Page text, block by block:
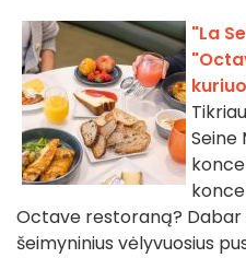
"La
Seine
Octave restoraną? Dabar
šeimyninius vėlyvuosius